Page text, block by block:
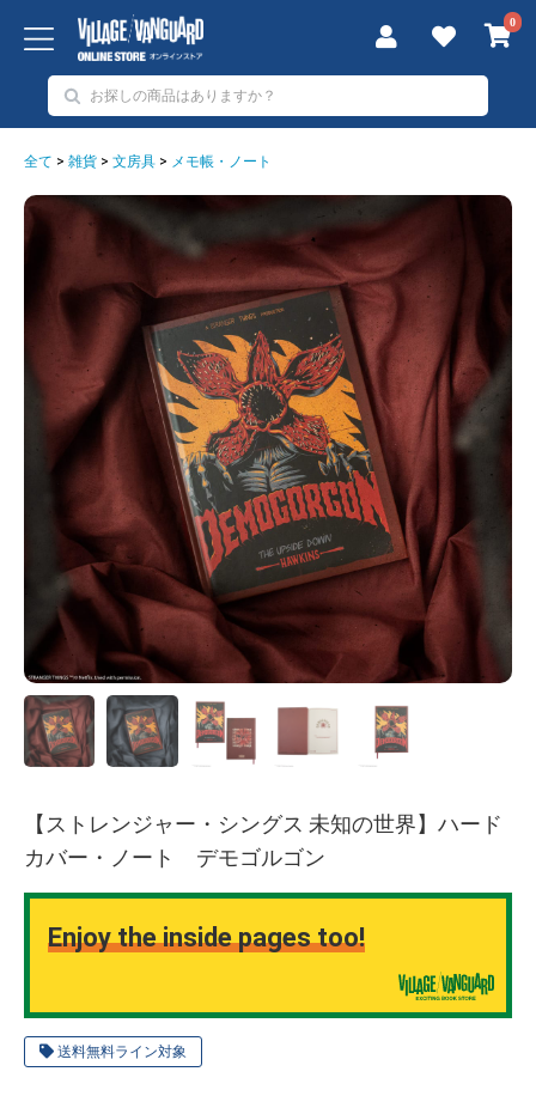
0
全て > 雑貨 > 文房具 > メモ帳・ノート
送料無料ライン対象
【ストレンジャー・シングス 未知の世界】ハード
カバー・ノート デモゴルゴン
Enjoy the inside pages too!